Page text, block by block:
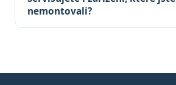
nemontovali?